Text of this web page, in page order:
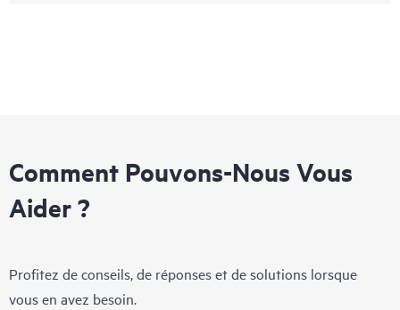
Comment Pouvons-Nous Vous
Aider ?
Profitez de conseils, de réponses et de solutions lorsque
vous en avez besoin.